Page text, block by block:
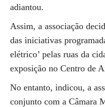
adiantou.
Assim, a associação
das iniciativas
elétrico’ pelas ruas da
exposição no Centro de
No entanto, indicou, a
conjunto com a Câmara